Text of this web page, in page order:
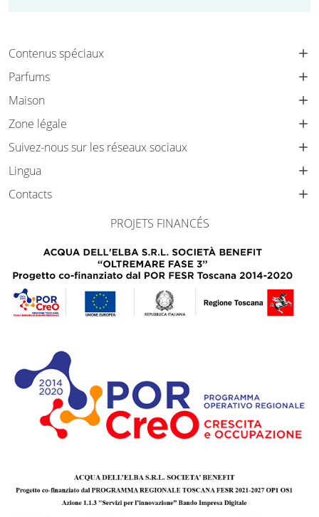
Contenus spéciaux
Parfums
Maison
Zone légale
Suivez-nous sur les réseaux sociaux
Lingua
Contacts
PROJETS FINANCÉS